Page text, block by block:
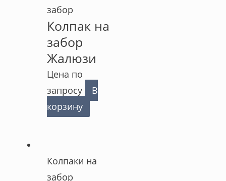
забор
Колпак на
забор
Жалюзи
Цена по
запросу
В
корзину
Колпаки на
забор